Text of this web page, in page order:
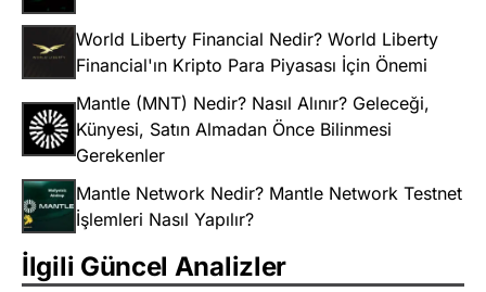
World Liberty Financial Nedir? World Liberty
Financial'ın Kripto Para Piyasası İçin Önemi
Mantle (MNT) Nedir? Nasıl Alınır? Geleceği,
Künyesi, Satın Almadan Önce Bilinmesi
Gerekenler
Mantle Network Nedir? Mantle Network Testnet
İşlemleri Nasıl Yapılır?
İlgili Güncel Analizler